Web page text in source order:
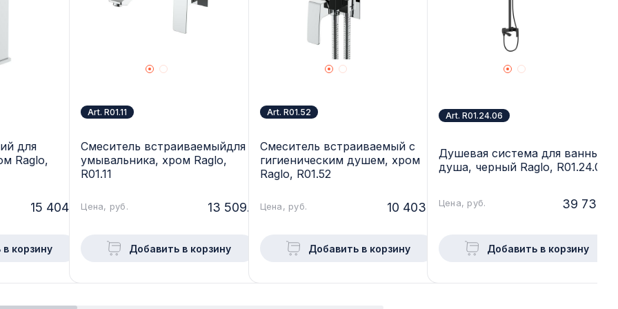
для
Raglo,
15 404.-
корзину
Art. R01.11
Смеситель встраиваемыйдля
умывальника, хром Raglo,
R01.11
Цена, руб. 13 509.-
Добавить в корзину
Art. R01.52
Смеситель встраиваемый с
гигиеническим душем, хром
Raglo, R01.52
Цена, руб. 10 403.-
Добавить в корзину
Art. R01.24.06
Душевая система для ванны и
душа, черный Raglo, R01.24.06
Цена, руб. 39 733.-
Добавить в корзину